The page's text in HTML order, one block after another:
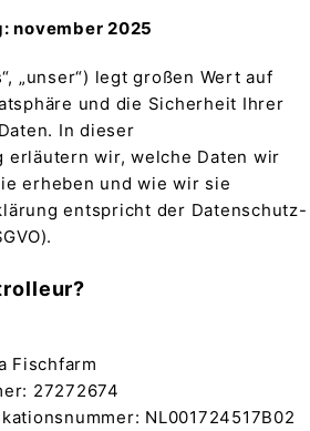
november 2025
„unser“) legt großen Wert auf
und die Sicherheit Ihrer
In dieser
erläutern wir, welche Daten wir
erheben und wie wir sie
entspricht der Datenschutz-
Fischfarm
27272674
NL001724517B02